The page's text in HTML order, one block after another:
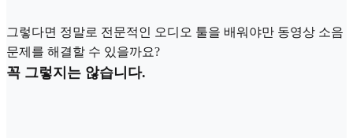
그렇다면 정말로 전문적인 오디오 툴을 배워야만 동영상 소음
문제를 해결할 수 있을까요?
꼭 그렇지는 않습니다.